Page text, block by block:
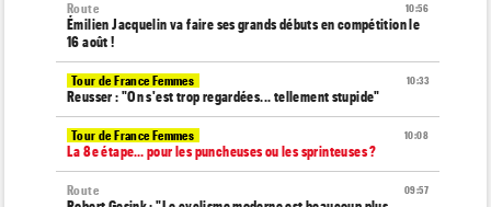
10:56
Route
Émilien Jacquelin va faire ses grands débuts en compétition le
16 août !
10:33
Tour de France Femmes
Reusser : "On s'est trop regardées... tellement stupide"
10:08
Tour de France Femmes
La 8e étape… pour les puncheuses ou les sprinteuses ?
09:57
Route